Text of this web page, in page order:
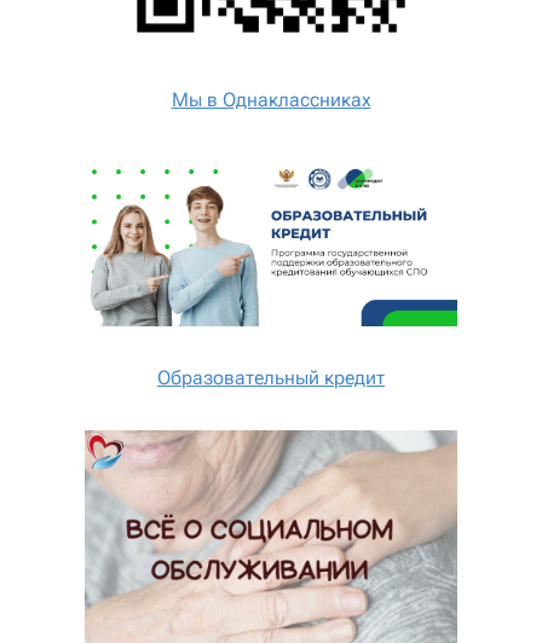
Мы в Однаклассниках
Образовательный кредит